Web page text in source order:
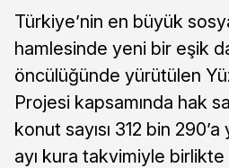
Türkiye’nin en büyük
hamlesinde yeni bir eşik
öncülüğünde yürütülen
Projesi kapsamında hak
konut sayısı 312 bin
ayı kura takvimiyle